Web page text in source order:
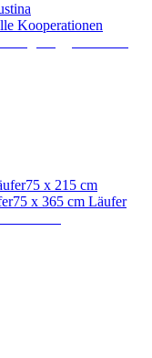
Kooperationen
75 x 215 cm
75 x 365 cm Läufer